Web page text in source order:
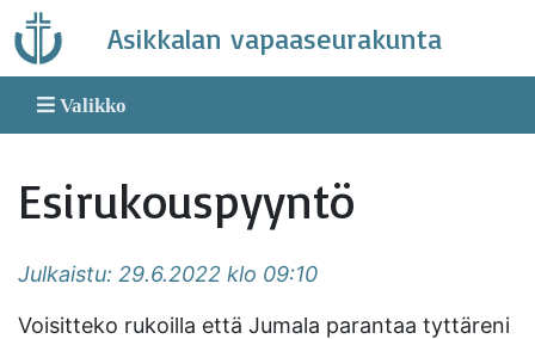
Skip
to
content
Asikkalan vapaaseurakunta
Valikko
Esirukouspyyntö
Julkaistu: 29.6.2022 klo 09:10
Voisitteko rukoilla että Jumala parantaa tyttäreni